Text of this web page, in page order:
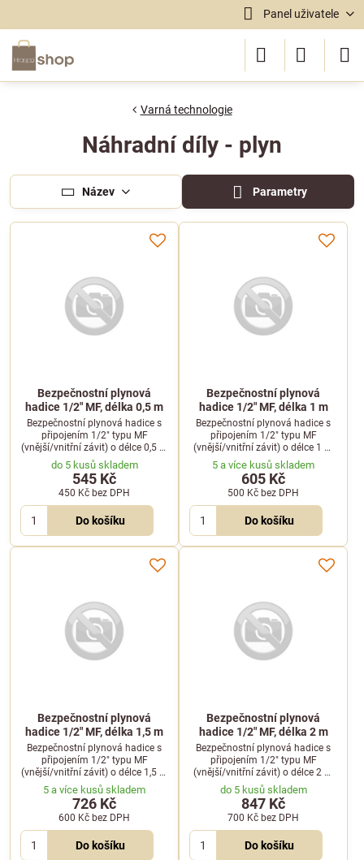
Panel uživatele
Varná technologie
Náhradní díly - plyn
Název Parametry
Bezpečnostní plynová
hadice 1/2" MF, délka 0,5 m
Bezpečnostní plynová hadice s
připojením 1/2" typu MF
(vnější/vnitřní závit) o délce 0,5 m
pro bezpečné zapojení varné
techniky.
do 5 kusů skladem
545 Kč
450 Kč bez DPH
Do košíku
Bezpečnostní plynová
hadice 1/2" MF, délka 1 m
Bezpečnostní plynová hadice s
připojením 1/2" typu MF
(vnější/vnitřní závit) o délce 1 m
pro bezpečné připojení gastro
spotřebičů.
5 a více kusů skladem
605 Kč
500 Kč bez DPH
Do košíku
Bezpečnostní plynová
hadice 1/2" MF, délka 1,5 m
Bezpečnostní plynová hadice s
připojením 1/2" typu MF
(vnější/vnitřní závit) o délce 1,5 m
pro spolehlivé připojení varné
techniky.
5 a více kusů skladem
726 Kč
600 Kč bez DPH
Do košíku
Bezpečnostní plynová
hadice 1/2" MF, délka 2 m
Bezpečnostní plynová hadice s
připojením 1/2" typu MF
(vnější/vnitřní závit) o délce 2 m
pro bezpečné připojení plynových
spotřebičů.
do 5 kusů skladem
847 Kč
700 Kč bez DPH
Do košíku